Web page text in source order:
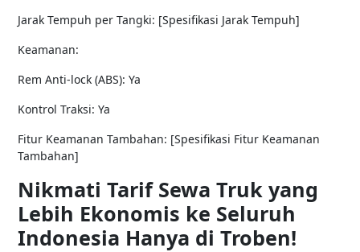
Jarak Tempuh per Tangki: [Spesifikasi Jarak Tempuh]
Keamanan:
Rem Anti-lock (ABS): Ya
Kontrol Traksi: Ya
Fitur Keamanan Tambahan: [Spesifikasi Fitur Keamanan
Tambahan]
Nikmati Tarif Sewa Truk yang
Lebih Ekonomis ke Seluruh
Indonesia Hanya di Troben!